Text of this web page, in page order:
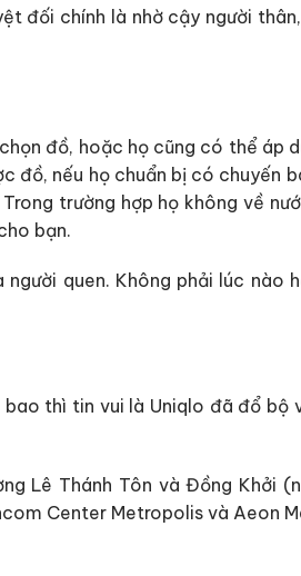
đối chính là nhờ cậy người
đồ, hoặc họ cũng có thể áp
đồ, nếu họ chuẩn bị có chuyến
trường hợp họ không về
bạn.
quen. Không phải lúc nào
thì tin vui là Uniqlo đã đổ bộ
Lê Thánh Tôn và Đồng Khởi
Center Metropolis và Aeon